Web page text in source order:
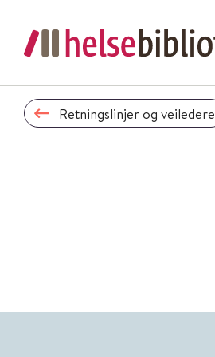
Retningslinjer og veiledere